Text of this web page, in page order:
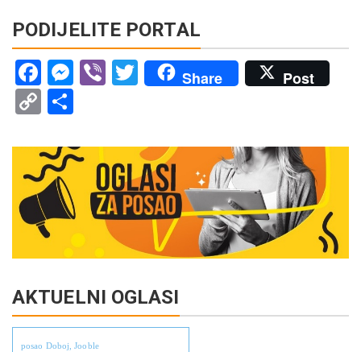
PODIJELITE PORTAL
Facebook
Messenger
ViberTwitter
Share Post
Copy
AKTUELNI OGLASI
posao Doboj, Jooble